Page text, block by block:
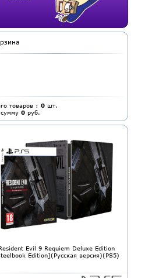
товаров : 0 шт.
0 руб.
Evil 9 Requiem Deluxe Edition
Edition](Русская версия)(PS5)